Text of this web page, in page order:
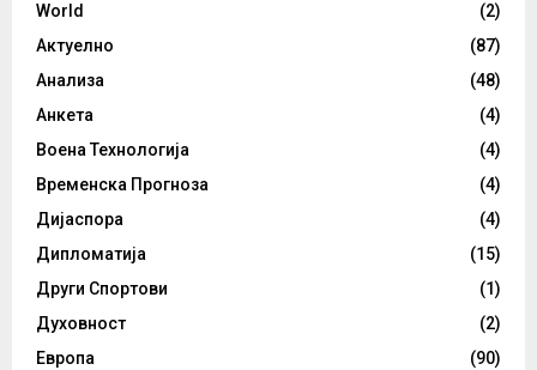
World
(2)
Актуелно
(87)
Анализа
(48)
Анкета
(4)
Воена Технологија
(4)
Временска Прогноза
(4)
Дијаспора
(4)
Дипломатија
(15)
Други Спортови
(1)
Духовност
(2)
Европа
(90)